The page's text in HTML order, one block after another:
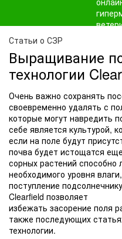
Статьи о СЗР
Выращивание
технологии
Очень важно сохранять
своевременно удалять с
которые могут навредить
себе является культурой,
если на поле будут
почва будет истощатся
сорных растений способно
необходимого уровня
поступление
Clearfield позволяет
избежать засорение поля
также последующих
технологии.